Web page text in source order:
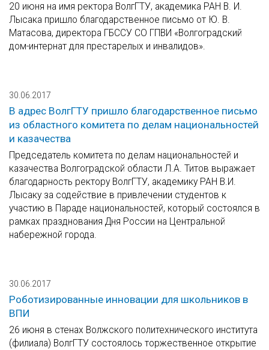
20 июня на имя ректора ВолгГТУ, академика РАН В. И.
Лысака пришло благодарственное письмо от Ю. В.
Матасова, директора ГБССУ СО ГПВИ «Волгоградский
дом-интернат для престарелых и инвалидов».
30.06.2017
В адрес ВолгГТУ пришло благодарственное письмо
из областного комитета по делам национальностей
и казачества
Председатель комитета по делам национальностей и
казачества Волгоградской области Л.А. Титов выражает
благодарность ректору ВолгГТУ, академику РАН В.И.
Лысаку за содействие в привлечении студентов к
участию в Параде национальностей, который состоялся в
рамках празднования Дня России на Центральной
набережной города.
30.06.2017
Роботизированные инновации для школьников в
ВПИ
26 июня в стенах Волжского политехнического института
(филиала) ВолгГТУ состоялось торжественное открытие